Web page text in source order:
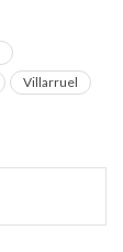
Villarruel